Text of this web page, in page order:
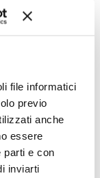
file informatici
previo
anche
essere
parti e con
inviarti
Stessa
nel tempio di
Mari,
1700 a.C.)
[…]